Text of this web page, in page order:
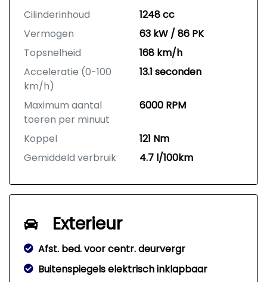
Cilinderinhoud
1248 cc
Vermogen
63 kW / 86 PK
Topsnelheid
168 km/h
Acceleratie (0-100
km/h)
13.1 seconden
Maximum aantal
toeren per minuut
6000 RPM
Koppel
121 Nm
Gemiddeld verbruik
4.7 l/100km
Exterieur
Afst. bed. voor centr. deurvergr
Buitenspiegels elektrisch inklapbaar